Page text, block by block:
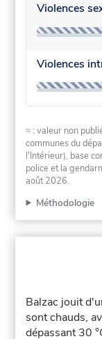
Violences
Violences
≈ : valeur non
communes du
l'Intérieur), base
police et la
août 2026.
Méthodologie
Balzac jouit
sont chauds,
dépassant 30